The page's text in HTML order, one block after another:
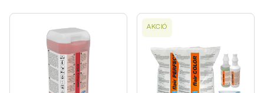
AKCIÓ